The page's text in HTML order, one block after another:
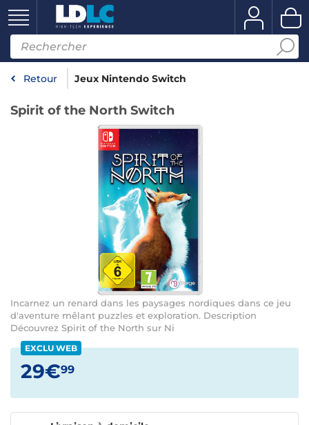
Retour Jeux Nintendo Switch
Spirit of the North Switch
Incarnez un renard dans les paysages nordiques dans ce jeu
d'aventure mêlant puzzles et exploration. Description
Découvrez Spirit of the North sur Ni
EXCLU WEB
29€99